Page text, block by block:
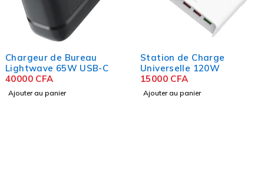
Chargeur de Bureau
Lightwave 65W USB-C
40000 CFA
Ajouter au panier
Station de Charge
Universelle 120W
15000 CFA
Ajouter au panier